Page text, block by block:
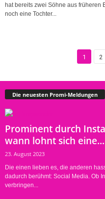
hat bereits zwei Söhne aus
noch eine Tochter...
1 2
Die neuesten Promi-Meldungen
Prominent durch
wann lohnt sich eine...
23. August 2023
Die einen lieben es, die anderen
dadurch berühmt: Social Media. Ob
verbringen...